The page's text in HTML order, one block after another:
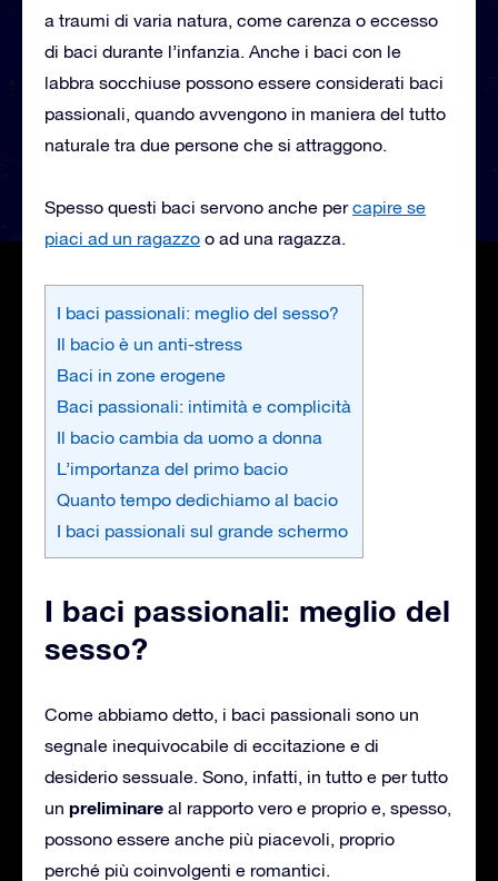
a traumi di varia natura, come carenza o eccesso
di baci durante l’infanzia. Anche i baci con le
labbra socchiuse possono essere considerati baci
passionali, quando avvengono in maniera del tutto
naturale tra due persone che si attraggono.
Spesso questi baci servono anche percapire se
piaci ad un ragazzo o ad una ragazza.
I baci passionali: meglio del sesso?
Il bacio è un anti-stress
Baci in zone erogene
Baci passionali: intimità e complicità
Il bacio cambia da uomo a donna
L’importanza del primo bacio
Quanto tempo dedichiamo al bacio
I baci passionali sul grande schermo
I baci passionali: meglio del
sesso?
Come abbiamo detto, i baci passionali sono un
segnale inequivocabile di eccitazione e di
desiderio sessuale. Sono, infatti, in tutto e per tutto
un preliminare al rapporto vero e proprio e, spesso,
possono essere anche più piacevoli, proprio
perché più coinvolgenti e romantici.